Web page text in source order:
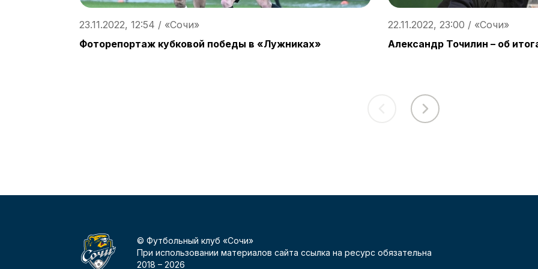
23.11.2022, 12:54 / «Сочи»
Фоторепортаж кубковой победы в «Лужниках»
22.11.2022, 23:00 / «Сочи»
Александр Точилин – об
© Футбольный клуб «Сочи»
При использовании материалов сайта ссылка на ресурс обязательна
2018 – 2026